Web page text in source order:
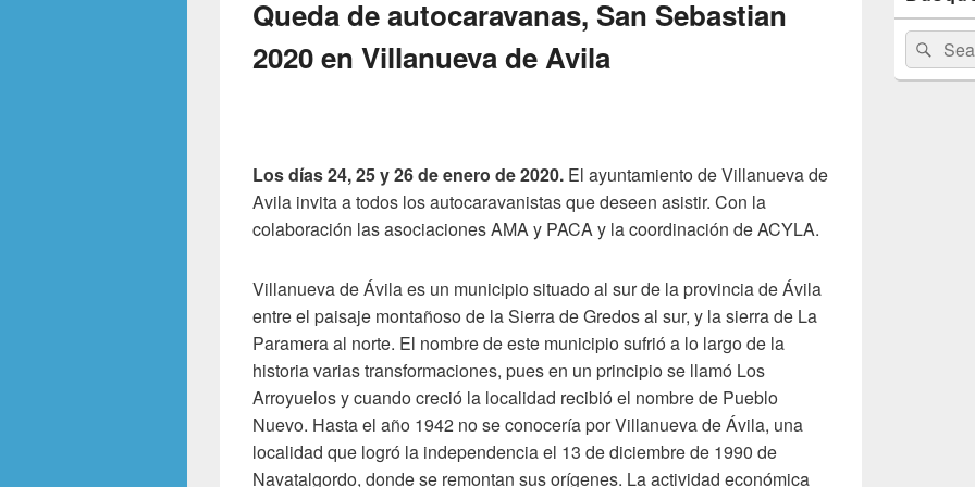
Queda de autocaravanas, San Sebastian
2020 en Villanueva de Avila
Los días 24, 25 y 26 de enero de 2020. El ayuntamiento de Villanueva de
Avila invita a todos los autocaravanistas que deseen asistir. Con la
colaboración las asociaciones AMA y PACA y la coordinación de ACYLA.
Villanueva de Ávila es un municipio situado al sur de la provincia de Ávila
entre el paisaje montañoso de la Sierra de Gredos al sur, y la sierra de La
Paramera al norte. El nombre de este municipio sufrió a lo largo de la
historia varias transformaciones, pues en un principio se llamó Los
Arroyuelos y cuando creció la localidad recibió el nombre de Pueblo
Nuevo. Hasta el año 1942 no se conocería por Villanueva de Ávila, una
localidad que logró la independencia el 13 de diciembre de 1990 de
Navatalgordo, donde se remontan sus orígenes. La actividad económica
de
widget
barra
lateral
Buscar
por: